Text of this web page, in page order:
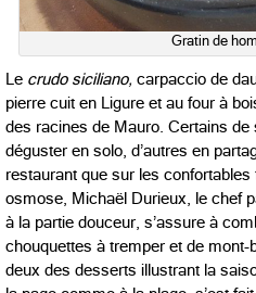
Gratin de
Le crudo siciliano, carpaccio de
pierre cuit en Ligure et au four à
des racines de Mauro. Certains
déguster en solo, d’autres en
restaurant que sur les
osmose, Michaël Durieux, le chef
à la partie douceur, s’assure à
chouquettes à tremper et de
deux des desserts illustrant la